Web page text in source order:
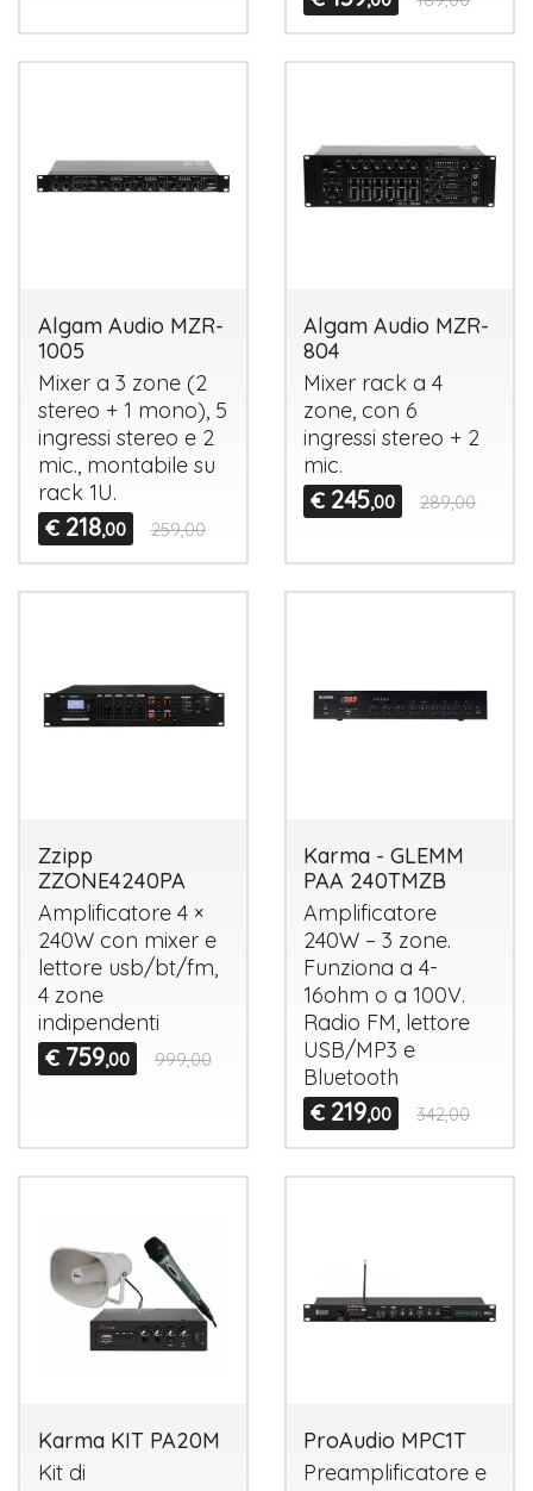
Algam Audio MZR-
1005
Mixer a 3 zone (2
stereo + 1 mono), 5
ingressi stereo e 2
mic., montabile su
rack 1U.
€ 218,00 259,00
Algam Audio MZR-
804
Mixer rack a 4
zone, con 6
ingressi stereo + 2
mic.
€ 245,00 289,00
Zzipp
ZZONE4240PA
Amplificatore 4 ×
240W con mixer e
lettore usb/bt/fm,
4 zone
indipendenti
€ 759,00 999,00
Karma - GLEMM
PAA 240TMZB
Amplificatore
240W – 3 zone.
Funziona a 4-
16ohm o a 100V.
Radio FM, lettore
USB/MP3 e
Bluetooth
€ 219,00 342,00
Karma KIT PA20M
Kit di
ProAudio MPC1T
Preamplificatore e